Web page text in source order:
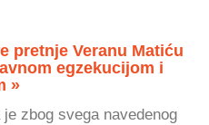
pretnje Veranu Matiću
egzekucijom i
»
je zbog svega navedenog